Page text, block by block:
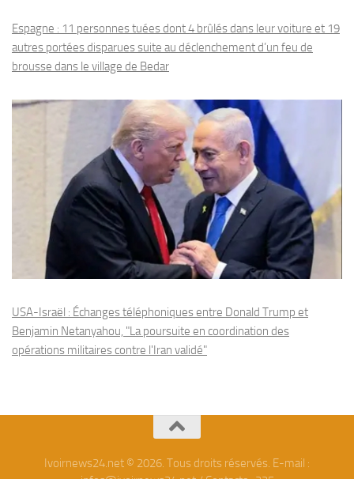
Espagne : 11 personnes tuées dont 4 brûlés dans leur voiture et 19
autres portées disparues suite au déclenchement d’un feu de
brousse dans le village de Bedar
USA-Israël : Échanges téléphoniques entre Donald Trump et
Benjamin Netanyahou, "La poursuite en coordination des
opérations militaires contre l'Iran validé"
Ivoirnews24.net © 2026. Tous droits réservés. E-mail :